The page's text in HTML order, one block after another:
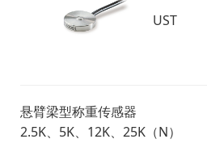
UST
悬臂梁型称重传感器
2.5K、5K、12K、25K（N）